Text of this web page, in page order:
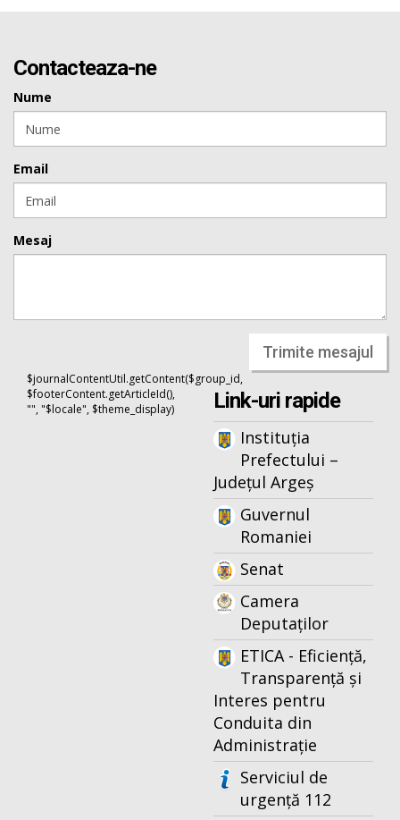
Contacteaza-ne
Nume
Email
Mesaj
Trimite mesajul
$journalContentUtil.getContent($group_id,
$footerContent.getArticleId(),
"", "$locale", $theme_display)
Link-uri rapide
Instituția
Prefectului –
Județul Argeș
Guvernul
Romaniei
Senat
Camera
Deputaților
ETICA - Eficiență,
Transparență și
Interes pentru
Conduita din
Administrație
Serviciul de
urgență 112